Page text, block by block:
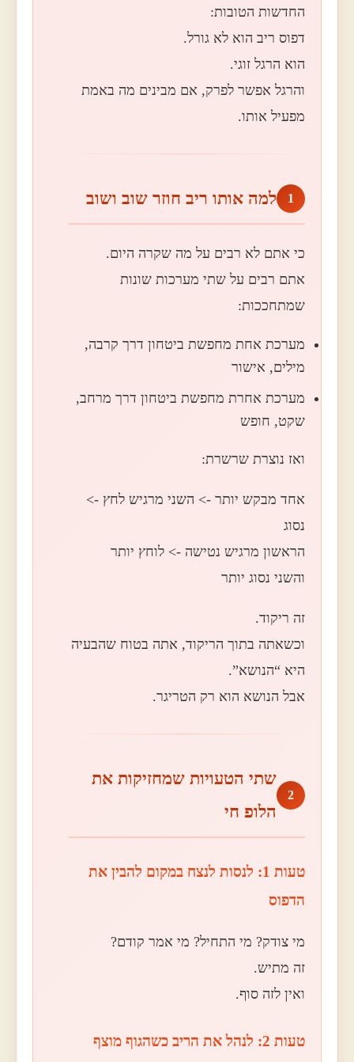
החדשות הטובות:
דפוס ריב הוא לא גורל.
הוא הרגל זוגי.
והרגל אפשר לפרק, אם מבינים מה באמת
מפעיל אותו.
1 למה אותו ריב חוזר שוב ושוב
כי אתם לא רבים על מה שקרה היום.
אתם רבים על שתי מערכות שונות
שמתחככות:
מערכת אחת מחפשת ביטחון דרך קרבה,
מילים, אישור
מערכת אחרת מחפשת ביטחון דרך מרחב,
שקט, חופש
ואז נוצרת שרשרת:
אחד מבקש יותר -> השני מרגיש לחץ ->
נסוג
הראשון מרגיש נטישה -> לוחץ יותר
והשני נסוג יותר
זה ריקוד.
וכשאתה בתוך הריקוד, אתה בטוח שהבעיה
היא “הנושא”.
אבל הנושא הוא רק הטריגר.
2
שתי הטעויות שמחזיקות את
הלופ חי
טעות 1: לנסות לנצח במקום להבין את
הדפוס
מי צודק? מי התחיל? מי אמר קודם?
זה מתיש.
ואין לזה סוף.
טעות 2: לנהל את הריב כשהגוף מוצף